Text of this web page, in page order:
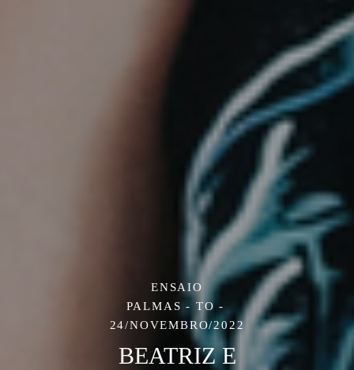
ENSAIO
PALMAS - TO
24/NOVEMBRO/2022
BEATRIZ E